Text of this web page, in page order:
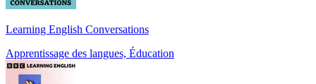
Learning English Conversations
Apprentissage des langues, Éducation